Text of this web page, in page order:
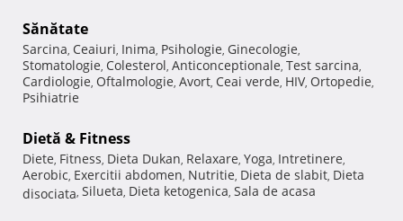
Sănătate
Sarcina, Ceaiuri, Inima, Psihologie, Ginecologie,
Stomatologie, Colesterol, Anticonceptionale, Test sarcina,
Cardiologie, Oftalmologie, Avort, Ceai verde, HIV, Ortopedie,
Psihiatrie
Dietă & Fitness
Diete, Fitness, Dieta Dukan, Relaxare, Yoga, Intretinere,
Aerobic, Exercitii abdomen, Nutritie, Dieta de slabit, Dieta
disociata, Silueta, Dieta ketogenica, Sala de acasa